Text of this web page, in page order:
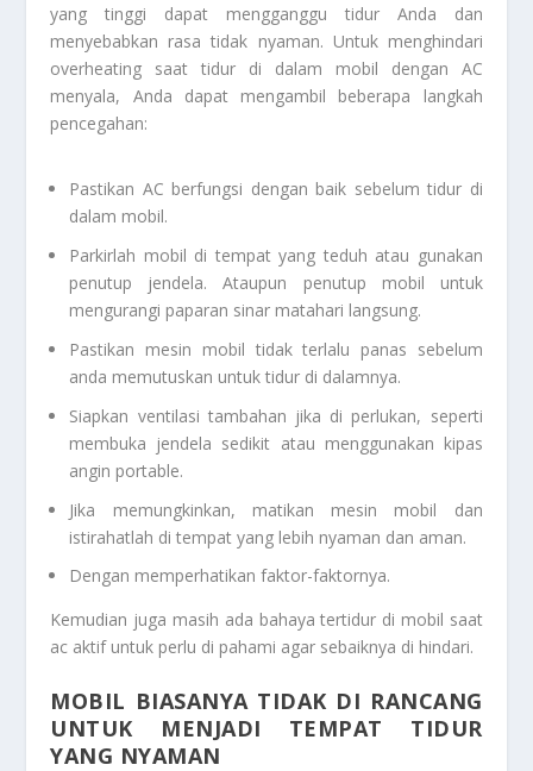
yang tinggi dapat mengganggu tidur Anda dan
menyebabkan rasa tidak nyaman. Untuk menghindari
overheating saat tidur di dalam mobil dengan AC
menyala, Anda dapat mengambil beberapa langkah
pencegahan:
Pastikan AC berfungsi dengan baik sebelum tidur di
dalam mobil.
Parkirlah mobil di tempat yang teduh atau gunakan
penutup jendela. Ataupun penutup mobil untuk
mengurangi paparan sinar matahari langsung.
Pastikan mesin mobil tidak terlalu panas sebelum
anda memutuskan untuk tidur di dalamnya.
Siapkan ventilasi tambahan jika di perlukan, seperti
membuka jendela sedikit atau menggunakan kipas
angin portable.
Jika memungkinkan, matikan mesin mobil dan
istirahatlah di tempat yang lebih nyaman dan aman.
Dengan memperhatikan faktor-faktornya.
Kemudian juga masih ada bahaya tertidur di mobil saat
ac aktif untuk perlu di pahami agar sebaiknya di hindari.
MOBIL BIASANYA TIDAK DI RANCANG
UNTUK MENJADI TEMPAT TIDUR
YANG NYAMAN